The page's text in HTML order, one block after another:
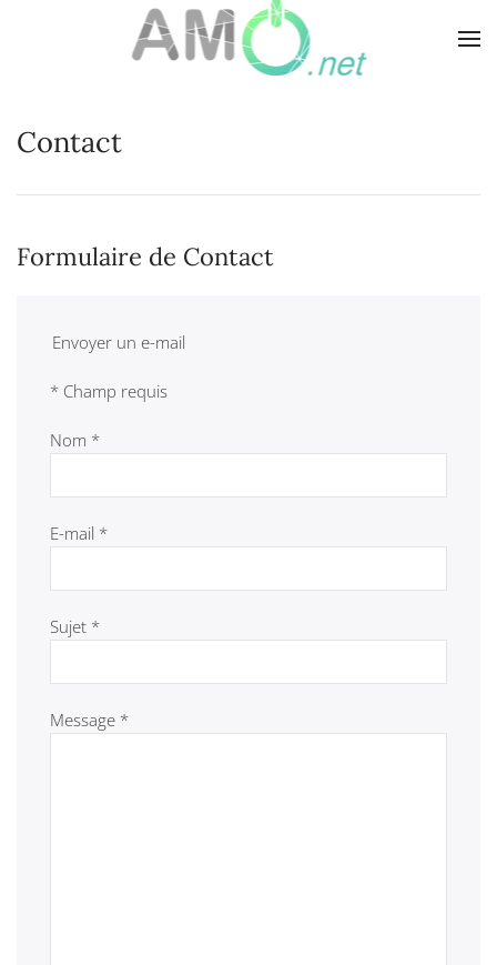
content
Contact
Formulaire de Contact
Envoyer un e-mail
* Champ requis
Nom *
E-mail *
Sujet *
Message *